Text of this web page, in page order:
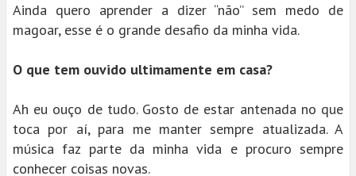
Ainda quero aprender a dizer “não” sem medo de
magoar, esse é o grande desafio da minha vida.
O que tem ouvido ultimamente em casa?
Ah eu ouço de tudo. Gosto de estar antenada no que
toca por aí, para me manter sempre atualizada. A
música faz parte da minha vida e procuro sempre
conhecer coisas novas.